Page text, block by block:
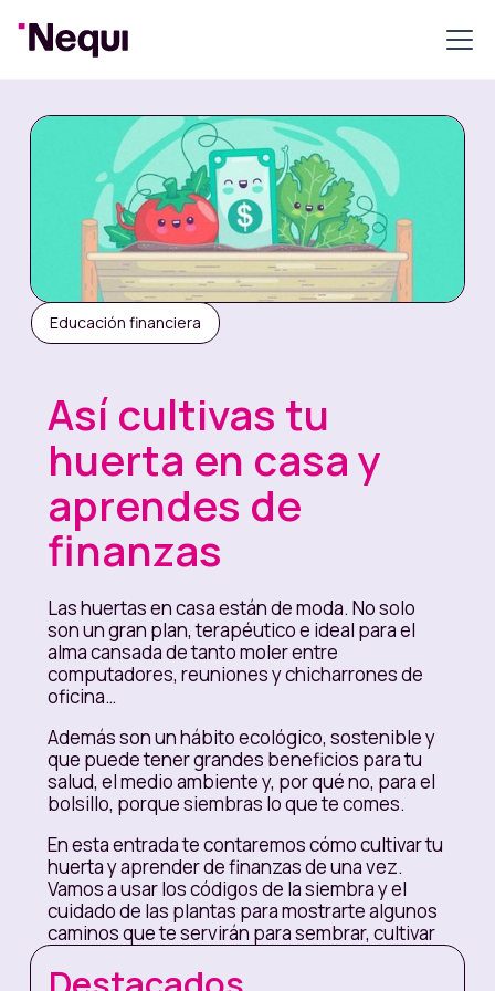
Educación financiera
Así cultivas tu
huerta en casa y
aprendes de
finanzas
Las huertas en casa están de moda. No solo
son un gran plan, terapéutico e ideal para el
alma cansada de tanto moler entre
computadores, reuniones y chicharrones de
oficina…
Además son un hábito ecológico, sostenible y
que puede tener grandes beneficios para tu
salud, el medio ambiente y, por qué no, para el
bolsillo, porque siembras lo que te comes.
En esta entrada te contaremos cómo cultivar tu
huerta y aprender de finanzas de una vez.
Vamos a usar los códigos de la siembra y el
cuidado de las plantas para mostrarte algunos
caminos que te servirán para sembrar, cultivar
y cosechar una buena relación con la plata.
Finalmente, cada ahorro es también una